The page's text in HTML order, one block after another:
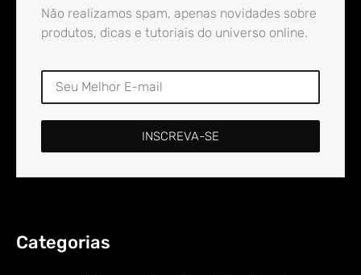
Não realizamos spam, apenas novidades sobre
produtos, dicas e tutoriais do universo online.
INSCREVA-SE
Categorias